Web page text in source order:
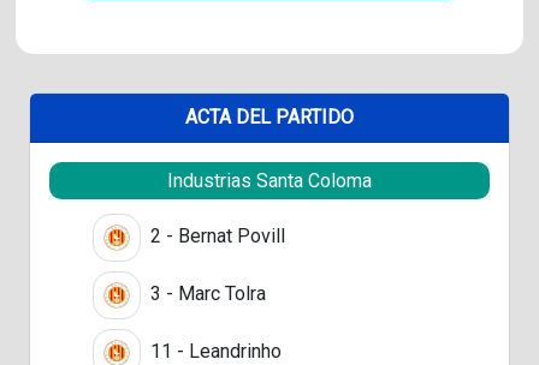
ACTA DEL PARTIDO
Industrias Santa Coloma
2 - Bernat Povill
3 - Marc Tolra
11 - Leandrinho